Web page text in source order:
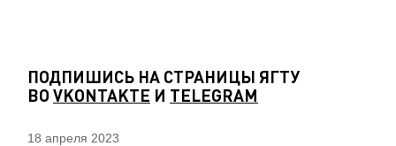
ПОДПИШИСЬ НА СТРАНИЦЫ ЯГТУ
ВО VKONTAKTE И TELEGRAM
18 апреля 2023